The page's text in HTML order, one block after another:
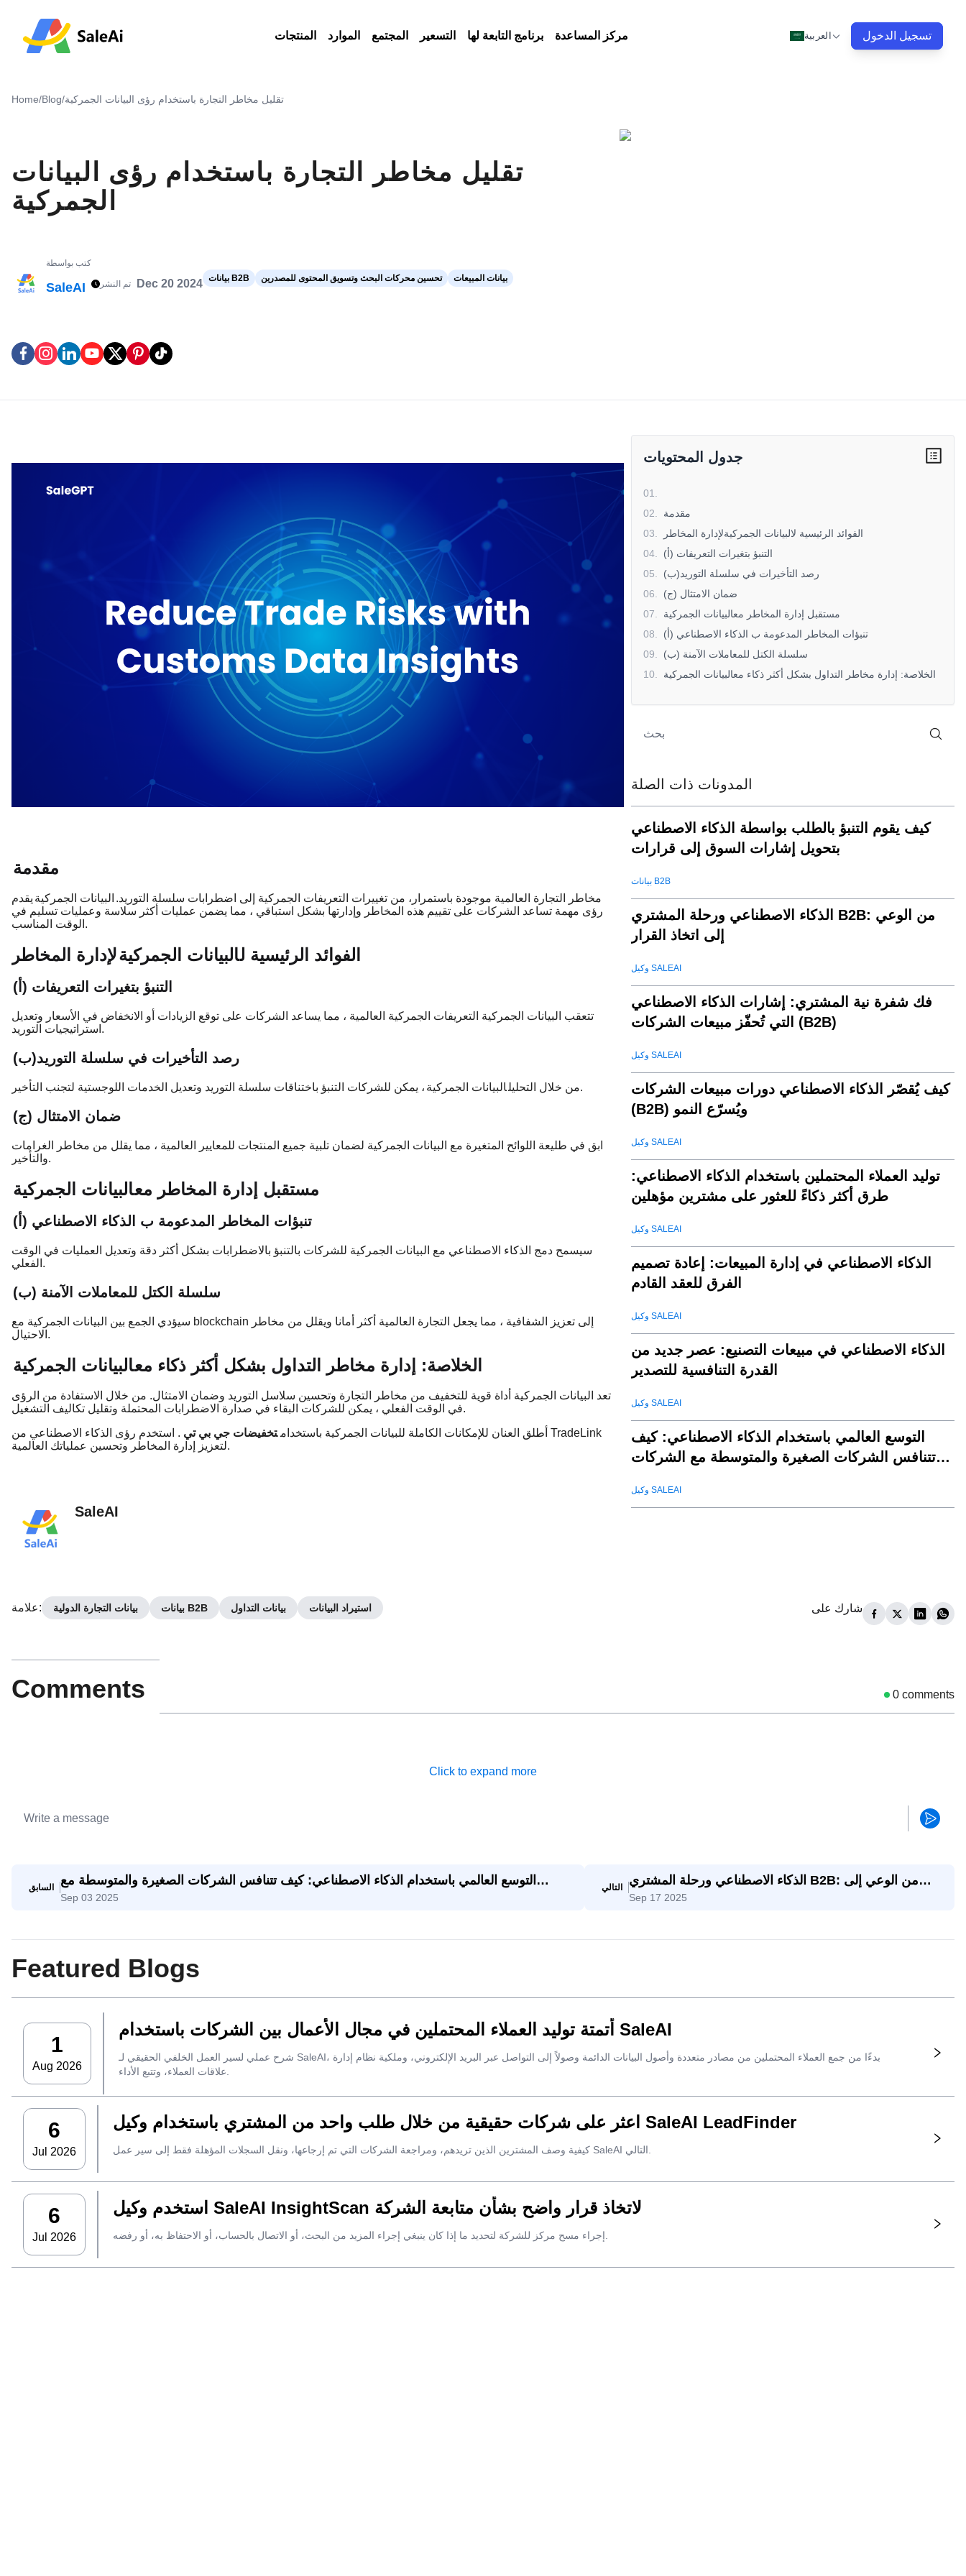
المنتجات الموارد المجتمع التسعير برنامج التابعة لها مركز المساعدة العربية تسجيل الدخول
Home/Blog/تقليل مخاطر التجارة باستخدام رؤى البيانات الجمركية
تقليل مخاطر التجارة باستخدام رؤى البيانات
الجمركية
كتب بواسطة
SaleAI تم النشر Dec 20 2024 بيانات B2B تحسين محركات البحث وتسويق المحتوى للمصدرين بيانات المبيعات
مقدمة
مخاطر التجارة العالمية موجودة باستمرار، من تغييرات التعريفات الجمركية إلى اضطرابات سلسلة التوريد. البيانات الجمركية يقدم
رؤى مهمة تساعد الشركات على تقييم هذه المخاطر وإدارتها بشكل استباقي ، مما يضمن عمليات أكثر سلاسة وعمليات تسليم في
الوقت المناسب.
الفوائد الرئيسية لالبيانات الجمركيةلإدارة المخاطر
(أ) التنبؤ بتغيرات التعريفات
تتعقب البيانات الجمركية التعريفات الجمركية العالمية ، مما يساعد الشركات على توقع الزيادات أو الانخفاض في الأسعار وتعديل
استراتيجيات التوريد.
(ب)رصد التأخيرات في سلسلة التوريد
من خلال التحليلالبيانات الجمركية ، يمكن للشركات التنبؤ باختناقات سلسلة التوريد وتعديل الخدمات اللوجستية لتجنب التأخير.
(ج) ضمان الامتثال
ابق في طليعة اللوائح المتغيرة مع البيانات الجمركية لضمان تلبية جميع المنتجات للمعايير العالمية ، مما يقلل من مخاطر الغرامات
والتأخير.
مستقبل إدارة المخاطر معالبيانات الجمركية
(أ) تنبؤات المخاطر المدعومة ب الذكاء الاصطناعي
سيسمح دمج الذكاء الاصطناعي مع البيانات الجمركية للشركات بالتنبؤ بالاضطرابات بشكل أكثر دقة وتعديل العمليات في الوقت
الفعلي.
(ب) سلسلة الكتل للمعاملات الآمنة
سيؤدي الجمع بين البيانات الجمركية مع blockchain إلى تعزيز الشفافية ، مما يجعل التجارة العالمية أكثر أمانا ويقلل من مخاطر
الاحتيال.
الخلاصة: إدارة مخاطر التداول بشكل أكثر ذكاء معالبيانات الجمركية
تعد البيانات الجمركية أداة قوية للتخفيف من مخاطر التجارة وتحسين سلاسل التوريد وضمان الامتثال. من خلال الاستفادة من الرؤى
في الوقت الفعلي ، يمكن للشركات البقاء في صدارة الاضطرابات المحتملة وتقليل تكاليف التشغيل.
أطلق العنان للإمكانات الكاملة للبيانات الجمركية باستخدام تخفيضات جي بي تي . استخدم رؤى الذكاء الاصطناعي من TradeLink
لتعزيز إدارة المخاطر وتحسين عملياتك العالمية.
جدول المحتويات
01
02
مقدمة
03
الفوائد الرئيسية لالبيانات الجمركيةلإدارة المخاطر
04
(أ) التنبؤ بتغيرات التعريفات
05
(ب)رصد التأخيرات في سلسلة التوريد
06
(ج) ضمان الامتثال
07
مستقبل إدارة المخاطر معالبيانات الجمركية
08
(أ) تنبؤات المخاطر المدعومة ب الذكاء الاصطناعي
09
(ب) سلسلة الكتل للمعاملات الآمنة
10
الخلاصة: إدارة مخاطر التداول بشكل أكثر ذكاء معالبيانات الجمركية
المدونات ذات الصلة
كيف يقوم التنبؤ بالطلب بواسطة الذكاء الاصطناعي
بتحويل إشارات السوق إلى قرارات
بيانات B2B
الذكاء الاصطناعي ورحلة المشتري B2B: من الوعي
إلى اتخاذ القرار
وكيل SALEAI
فك شفرة نية المشتري: إشارات الذكاء الاصطناعي
التي تُحفّز مبيعات الشركات (B2B)
وكيل SALEAI
كيف يُقصّر الذكاء الاصطناعي دورات مبيعات الشركات
(B2B) ويُسرّع النمو
وكيل SALEAI
توليد العملاء المحتملين باستخدام الذكاء الاصطناعي:
طرق أكثر ذكاءً للعثور على مشترين مؤهلين
وكيل SALEAI
الذكاء الاصطناعي في إدارة المبيعات: إعادة تصميم
الفرق للعقد القادم
وكيل SALEAI
الذكاء الاصطناعي في مبيعات التصنيع: عصر جديد من
القدرة التنافسية للتصدير
وكيل SALEAI
التوسع العالمي باستخدام الذكاء الاصطناعي: كيف
تتنافس الشركات الصغيرة والمتوسطة مع الشركات
وكيل SALEAI
SaleAI
علامة: بيانات التجارة الدولية بيانات B2B بيانات التداول استيراد البيانات شارك على
Comments 0 comments
Click to expand more
السابق
التوسع العالمي باستخدام الذكاء الاصطناعي: كيف تتنافس الشركات الصغيرة والمتوسطة مع
الشركات العملاقة
Sep 03 2025
التالي
الذكاء الاصطناعي ورحلة المشتري B2B: من الوعي إلى
اتخاذ القرار
Sep 17 2025
Featured Blogs
1
Aug 2026
أتمتة توليد العملاء المحتملين في مجال الأعمال بين الشركات باستخدام SaleAI
شرح عملي لسير العمل الخلفي الحقيقي لـ SaleAI، بدءًا من جمع العملاء المحتملين من مصادر متعددة وأصول البيانات الدائمة وصولاً إلى التواصل عبر البريد الإلكتروني، وملكية نظام إدارة
علاقات العملاء، وتتبع الأداء.
6
Jul 2026
اعثر على شركات حقيقية من خلال طلب واحد من المشتري باستخدام وكيل SaleAI LeadFinder
كيفية وصف المشترين الذين تريدهم، ومراجعة الشركات التي تم إرجاعها، ونقل السجلات المؤهلة فقط إلى سير عمل SaleAI التالي.
6
Jul 2026
استخدم وكيل SaleAI InsightScan لاتخاذ قرار واضح بشأن متابعة الشركة
إجراء مسح مركز للشركة لتحديد ما إذا كان ينبغي إجراء المزيد من البحث، أو الاتصال بالحساب، أو الاحتفاظ به، أو رفضه.